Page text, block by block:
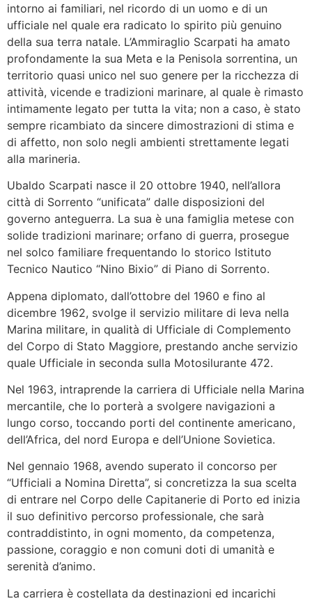
intorno ai familiari, nel ricordo di un uomo e di un
ufficiale nel quale era radicato lo spirito più genuino
della sua terra natale. L’Ammiraglio Scarpati ha amato
profondamente la sua Meta e la Penisola sorrentina, un
territorio quasi unico nel suo genere per la ricchezza di
attività, vicende e tradizioni marinare, al quale è rimasto
intimamente legato per tutta la vita; non a caso, è stato
sempre ricambiato da sincere dimostrazioni di stima e
di affetto, non solo negli ambienti strettamente legati
alla marineria.
Ubaldo Scarpati nasce il 20 ottobre 1940, nell’allora
città di Sorrento “unificata” dalle disposizioni del
governo anteguerra. La sua è una famiglia metese con
solide tradizioni marinare; orfano di guerra, prosegue
nel solco familiare frequentando lo storico Istituto
Tecnico Nautico “Nino Bixio” di Piano di Sorrento.
Appena diplomato, dall’ottobre del 1960 e fino al
dicembre 1962, svolge il servizio militare di leva nella
Marina militare, in qualità di Ufficiale di Complemento
del Corpo di Stato Maggiore, prestando anche servizio
quale Ufficiale in seconda sulla Motosilurante 472.
Nel 1963, intraprende la carriera di Ufficiale nella Marina
mercantile, che lo porterà a svolgere navigazioni a
lungo corso, toccando porti del continente americano,
dell’Africa, del nord Europa e dell’Unione Sovietica.
Nel gennaio 1968, avendo superato il concorso per
“Ufficiali a Nomina Diretta”, si concretizza la sua scelta
di entrare nel Corpo delle Capitanerie di Porto ed inizia
il suo definitivo percorso professionale, che sarà
contraddistinto, in ogni momento, da competenza,
passione, coraggio e non comuni doti di umanità e
serenità d’animo.
La carriera è costellata da destinazioni ed incarichi